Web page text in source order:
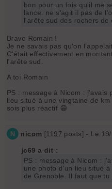
bon pour un fois qu'il me
lance: ne s'agit il pas de
l'arête sud des rochers de
Bravo Romain !
Je ne savais pas qu'on
C'était effectivement en
l'arête sud.
A toi Romain
PS : message à Nicom : j'avais
lieu situé à une vingtaine de
sois plus réactif 😄
N nicom [1197 posts] - Le
jc69 a dit :
PS : message à Nicom :
une photo d'un lieu situé
de Grenoble. Il faut que tu